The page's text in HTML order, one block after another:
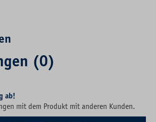
(0)
von 0 von 5 Sternen
ab!
mit dem Produkt mit anderen Kunden.